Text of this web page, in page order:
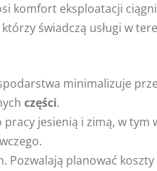
komfort eksploatacji
świadczą usługi w
minimalizuje
części.
jesienią i zimą, w tym
planować koszty